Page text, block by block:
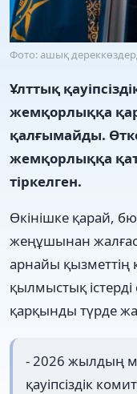
Фото: ашық
Ұлттық
жемқорлыққа
қалғымайды.
жемқорлыққа
тіркелген.
Өкінішке қарай,
жеңұшынан
арнайы
қылмыстық
қарқынды түрде
- 2026 жылдың
қауіпсіздік